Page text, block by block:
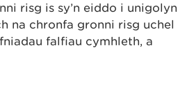
risg is sy’n eiddo i unigolyn
na chronfa gronni risg uchel
falfiau cymhleth, a